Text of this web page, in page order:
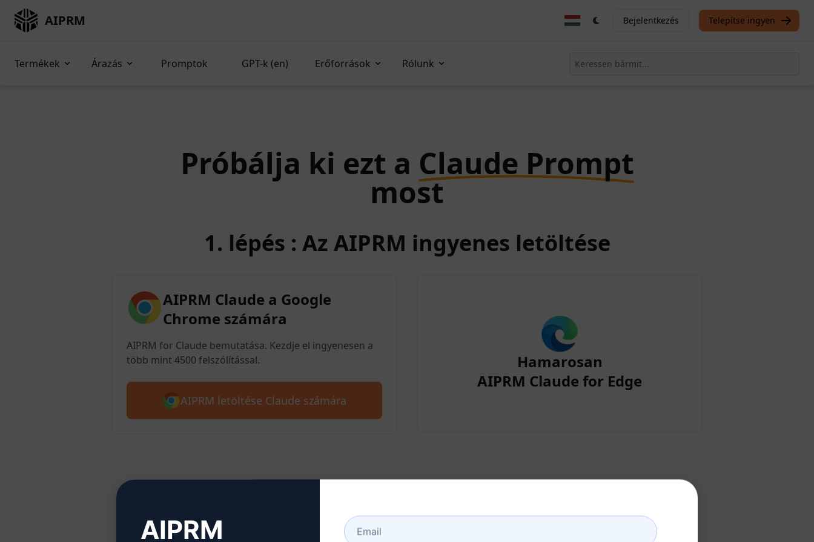
AIPRM Bejelentkezés Telepítse ingyen
Termékek Árazás Promptok GPT-k (en) Erőforrások Rólunk
Próbálja ki ezt a Claude Prompt
most
1. lépés : Az AIPRM ingyenes letöltése
AIPRM Claude a Google
Chrome számára
AIPRM for Claude bemutatása. Kezdje el ingyenesen a
több mint 4500 felszólítással.
AIPRM letöltése Claude számára
Hamarosan
AIPRM Claude for Edge
2. lépés : Claude fiók létrehozása
AIPRM